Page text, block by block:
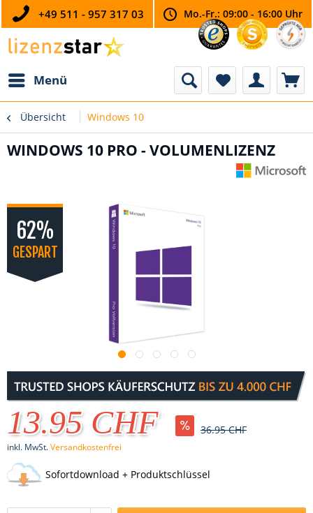
+49 511 - 957 317 03 Mo.-Fr.: 09:00 - 16:00 Uhr
Menü
Übersicht Windows 10
WINDOWS 10 PRO - VOLUMENLIZENZ
62%
GESPART
13.95 CHF 36.95 CHF
inkl. MwSt.Versandkostenfrei
Sofortdownload + Produktschlüssel